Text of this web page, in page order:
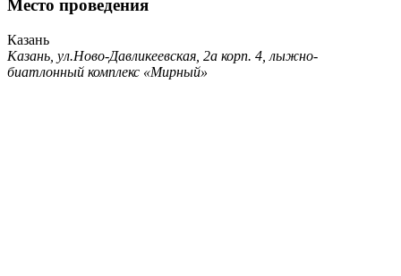
Место проведения
Казань
Казань, ул.Ново-Давликеевская, 2а корп. 4, лыжно-
биатлонный комплекс «Мирный»